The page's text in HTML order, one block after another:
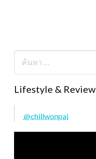
Lifestyle & Review
@chillwonpai